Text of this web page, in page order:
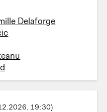
Delaforge
19:30)